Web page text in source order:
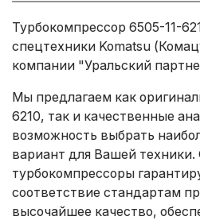
Турбокомпрессор 6505-11-
спецтехники Komatsu
компании "Уральский
Мы предлагаем как
6210, так и качественные
возможность выбрать
вариант для Вашей
турбокомпрессоры
соответствие стандартам
высочайшее качество,